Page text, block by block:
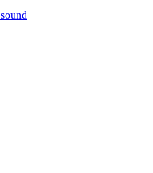
sound